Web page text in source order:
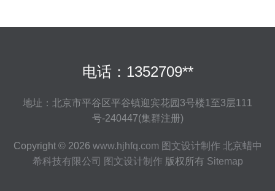
电话：1352709**
地址：北京市平谷区平谷镇迎宾花园3号楼1至3层111
号-240447(集群注册)
Copyright © 2026 www.hjhfq.com 图文设计制作 北京蜡中
希科技有限公司
图文设计制作 版权所有 Sitemap